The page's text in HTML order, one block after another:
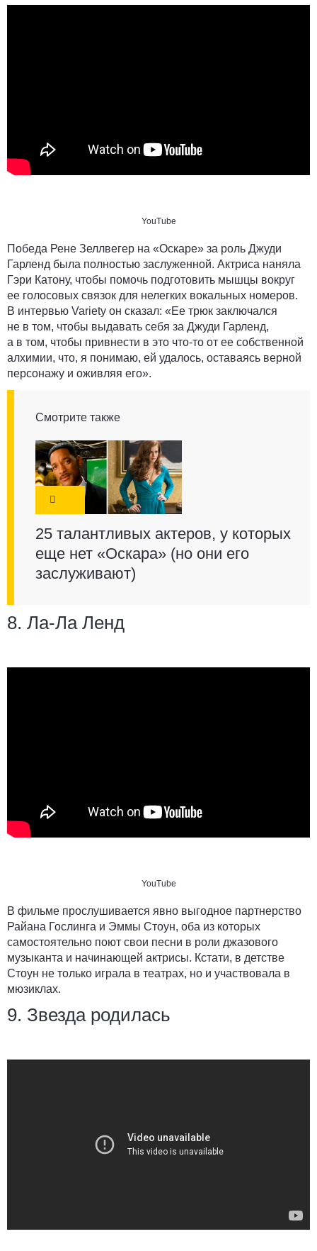
YouTube
Победа Рене Зеллвегер на «Оскаре» за роль Джуди
Гарленд была полностью заслуженной. Актриса наняла
Гэри Катону, чтобы помочь подготовить мышцы вокруг
ее голосовых связок для нелегких вокальных номеров.
В интервью Variety он сказал: «Ее трюк заключался
не в том, чтобы выдавать себя за Джуди Гарленд,
а в том, чтобы привнести в это что-то от ее собственной
алхимии, что, я понимаю, ей удалось, оставаясь верной
персонажу и оживляя его».
Смотрите также
25 талантливых актеров, у которых
еще нет «Оскара» (но они его
заслуживают)
8. Ла-Ла Ленд
YouTube
В фильме прослушивается явно выгодное партнерство
Райана Гослинга и Эммы Стоун, оба из которых
самостоятельно поют свои песни в роли джазового
музыканта и начинающей актрисы. Кстати, в детстве
Стоун не только играла в театрах, но и участвовала в
мюзиклах.
9. Звезда родилась